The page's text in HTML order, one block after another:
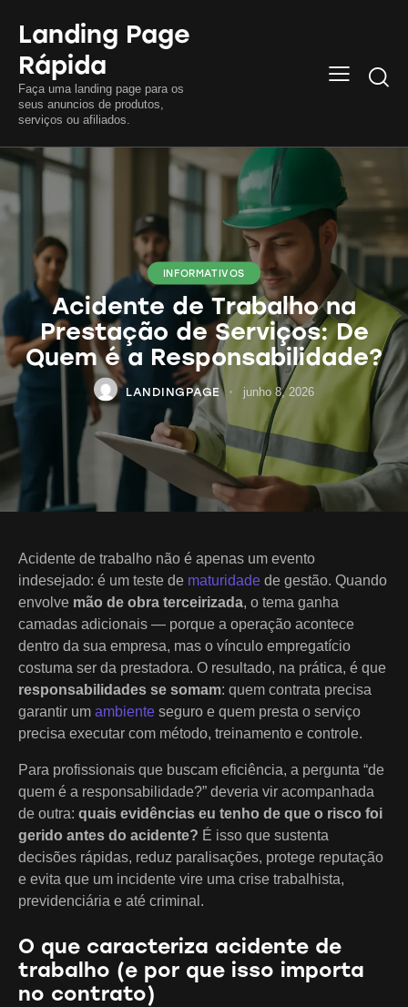
Landing Page
Rápida
Faça uma landing page para os
seus anuncios de produtos,
serviços ou afiliados.
INFORMATIVOS
Acidente de Trabalho na
Prestação de Serviços: De
Quem é a Responsabilidade?
LANDINGPAGE junho 8, 2026
Acidente de trabalho não é apenas um evento
indesejado: é um teste de maturidade de gestão. Quando
envolve mão de obra terceirizada, o tema ganha
camadas adicionais — porque a operação acontece
dentro da sua empresa, mas o vínculo empregatício
costuma ser da prestadora. O resultado, na prática, é que
responsabilidades se somam: quem contrata precisa
garantir um ambiente seguro e quem presta o serviço
precisa executar com método, treinamento e controle.
Para profissionais que buscam eficiência, a pergunta “de
quem é a responsabilidade?” deveria vir acompanhada
de outra: quais evidências eu tenho de que o risco foi
gerido antes do acidente? É isso que sustenta
decisões rápidas, reduz paralisações, protege reputação
e evita que um incidente vire uma crise trabalhista,
previdenciária e até criminal.
O que caracteriza acidente de
trabalho (e por que isso importa
no contrato)